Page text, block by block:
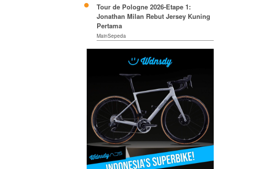
Tour de Pologne 2026-Etape 1:
Jonathan Milan Rebut Jersey Kuning
Pertama
MainSepeda